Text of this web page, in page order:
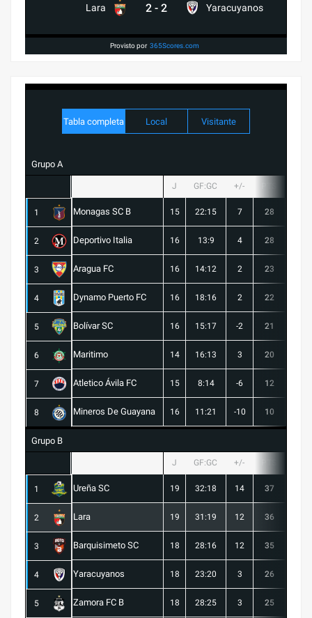
Lara 2 - 2 Yaracuyanos
Provisto por 365Scores.com
Tabla completa Local Visitante
Grupo A
J GF:GC +/-
1 Monagas SC B 15 22:15 7 28
2 Deportivo Italia 16 13:9 4 28
3 Aragua FC 16 14:12 2 23
4 Dynamo Puerto FC 16 18:16 2 22
5 Bolívar SC 16 15:17 -2 21
6 Maritimo 14 16:13 3 20
7 Atletico Ávila FC 15 8:14 -6 12
8 Mineros De Guayana 16 11:21 -10 10
Grupo B
J GF:GC +/-
1 Ureña SC 19 32:18 14 37
2 Lara 19 31:19 12 36
3 Barquisimeto SC 18 28:16 12 35
4 Yaracuyanos 18 23:20 3 26
5 Zamora FC B 18 28:25 3 25